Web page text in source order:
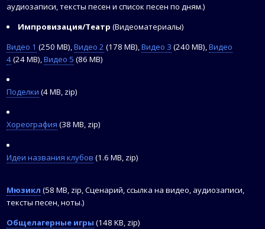
аудиозаписи, тексты песен и список песен по дням.)
Импровизация/Театр (Видеоматериалы)
Видео 1 (250 MB),Видео 2 (178 MB),Видео 3 (240 MB),Видео
4(24 MB),Видео 5 (86 MB)
Поделки (4 MB, zip)
Хореография (38 MB, zip)
Идеи названия клубов (1.6 MB, zip)
Мюзикл (58 MB, zip, Сценарий, ссылка на видео, аудиозаписи,
тексты песен, ноты.)
Общелагерные игры (148 KB, zip)